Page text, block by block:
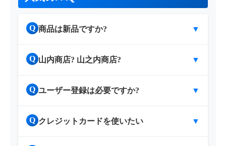
Q 商品は新品ですか? ▼
Q 山内商店? 山之内商店? ▼
Q ユーザー登録は必要ですか? ▼
Q クレジットカードを使いたい ▼